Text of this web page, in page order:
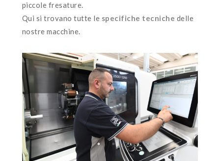
piccole fresature.
Qui si trovano tutte le specifiche tecniche delle
nostre macchine.